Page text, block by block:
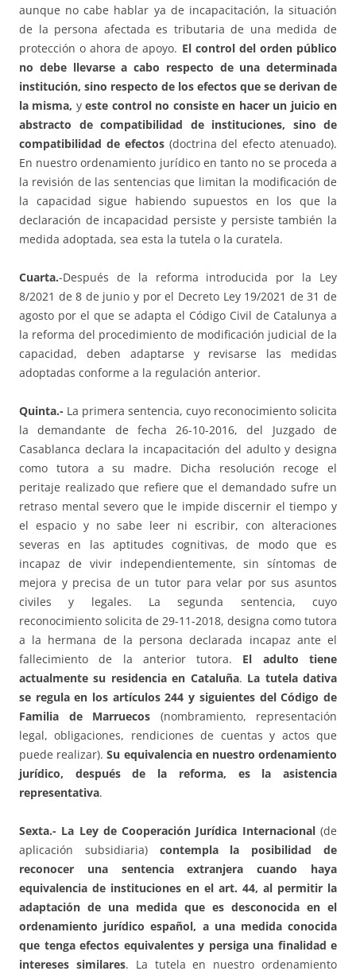
aunque no cabe hablar ya de incapacitación, la situación
de la persona afectada es tributaria de una medida de
protección o ahora de apoyo. El control del orden público
no debe llevarse a cabo respecto de una determinada
institución, sino respecto de los efectos que se derivan de
la misma, yeste control no consiste en hacer un juicio en
abstracto de compatibilidad de instituciones, sino de
compatibilidad de efectos(doctrina del efecto atenuado).
En nuestro ordenamiento jurídico en tanto no se proceda a
la revisión de las sentencias que limitan la modificación de
la capacidad sigue habiendo supuestos en los que la
declaración de incapacidad persiste y persiste también la
medida adoptada, sea esta la tutela o la curatela.
Cuarta.-Después de la reforma introducida por la Ley
8/2021 de 8 de junio y por el Decreto Ley 19/2021 de 31 de
agosto por el que se adapta el Código Civil de Catalunya a
la reforma del procedimiento de modificación judicial de la
capacidad, deben adaptarse y revisarse las medidas
adoptadas conforme a la regulación anterior.
Quinta.- La primera sentencia, cuyo reconocimiento solicita
la demandante de fecha 26-10-2016, del Juzgado de
Casablanca declara la incapacitación del adulto y designa
como tutora a su madre. Dicha resolución recoge el
peritaje realizado que refiere que el demandado sufre un
retraso mental severo que le impide discernir el tiempo y
el espacio y no sabe leer ni escribir, con alteraciones
severas en las aptitudes cognitivas, de modo que es
incapaz de vivir independientemente, sin síntomas de
mejora y precisa de un tutor para velar por sus asuntos
civiles y legales. La segunda sentencia, cuyo
reconocimiento solicita de 29-11-2018, designa como tutora
a la hermana de la persona declarada incapaz ante el
fallecimiento de la anterior tutora. El adulto tiene
actualmente su residencia en Cataluña. La tutela dativa
se regula en los artículos 244 y siguientes del Código de
Familia de Marruecos (nombramiento, representación
legal, obligaciones, rendiciones de cuentas y actos que
puede realizar).Su equivalencia en nuestro ordenamiento
jurídico, después de la reforma, es la asistencia
representativa.
Sexta.- La Ley de Cooperación Jurídica Internacional(de
aplicación subsidiaria) contempla la posibilidad de
reconocer una sentencia extranjera cuando haya
equivalencia de instituciones en el art. 44, al permitir la
adaptación de una medida que es desconocida en el
ordenamiento jurídico español, a una medida conocida
que tenga efectos equivalentes y persiga una finalidad e
intereses similares. La tutela en nuestro ordenamiento